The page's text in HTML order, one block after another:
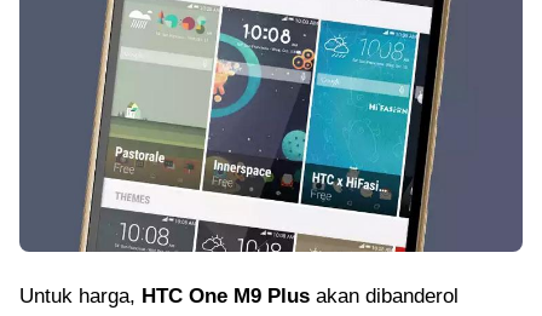
Untuk harga, HTC One M9 Plus akan dibanderol